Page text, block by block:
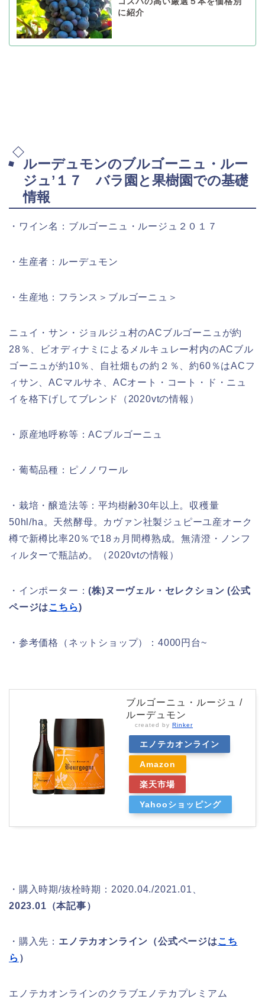
に紹介
ルーデュモンのブルゴーニュ・ルー
ジュ’１７ バラ園と果樹園での基礎
情報
・ワイン名：ブルゴーニュ・ルージュ２０１７
・生産者：ルーデュモン
・生産地：フランス＞ブルゴーニュ＞
ニュイ・サン・ジョルジュ村のACブルゴーニュが約
28％、ビオディナミによるメルキュレー村内のACブル
ゴーニュが約10％、自社畑もの約２％、約60％はACフ
ィサン、ACマルサネ、ACオート・コート・ド・ニュ
イを格下げしてブレンド（2020vtの情報）
・原産地呼称等：ACブルゴーニュ
・葡萄品種：ピノノワール
・栽培・醸造法等：平均樹齢30年以上。収穫量
50hl/ha。天然酵母。カヴァン社製ジュピーユ産オーク
樽で新樽比率20％で18ヵ月間樽熟成。無清澄・ノンフ
ィルターで瓶詰め。（2020vtの情報）
・インポーター：(株)ヌーヴェル・セレクション (公式
ページは こちら)
・参考価格（ネットショップ）：4000円台~
ブルゴーニュ・ルージュ /
ルーデュモン
created by Rinker
エノテカオンライン
Amazon
楽天市場
Yahooショッピング
・購入時期/抜栓時期：2020.04./2021.01、
2023.01（本記事）
・購入先： エノテカオンライン（公式ページは こち
ら ）
エノテカオンラインのクラブエノテカプレミアム